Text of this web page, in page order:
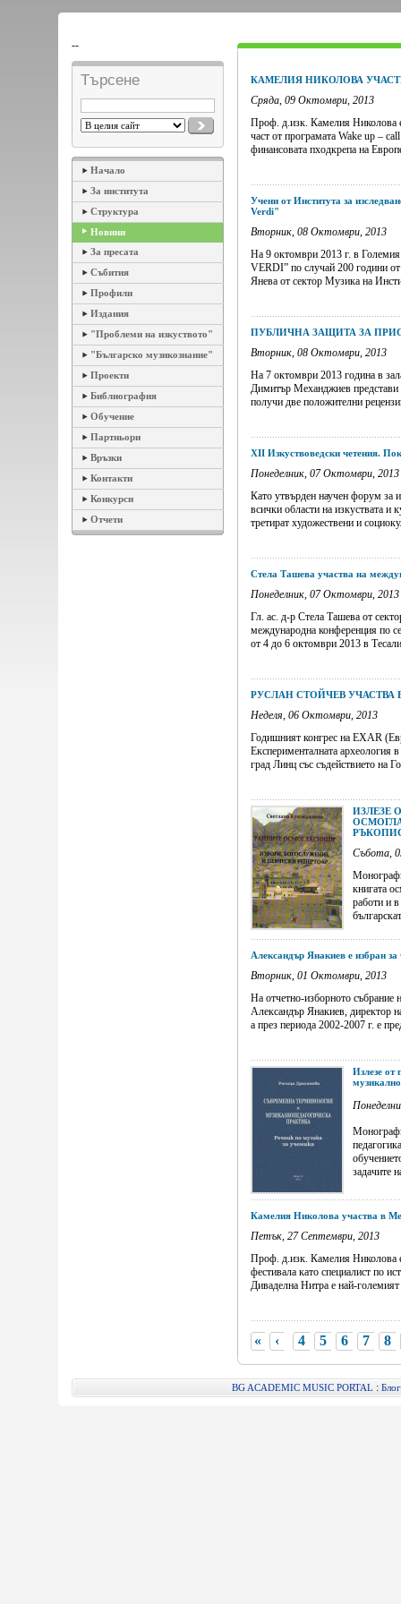
--
Търсене
Начало
За института
Структура
Новини
За пресата
Събития
Профили
Издания
"Проблеми на изкуството"
"Българско музикознание"
Проекти
Библиография
Обучение
Партньори
Връзки
Контакти
Конкурси
Отчети
КАМЕЛИЯ НИКОЛОВА
Сряда, 09 Октомври, 2013
Проф. д.изк. Камелия Николова е
част от програмата Wake up –
финансовата пходкрепа на
Учени от Института за
Verdi"
Вторник, 08 Октомври, 2013
На 9 октомври 2013 г. в
VERDI” по случай 200 години
Янева от сектор Музика на
ПУБЛИЧНА ЗАЩИТА ЗА
Вторник, 08 Октомври, 2013
На 7 октомври 2013 година в
Димитър Механджиев представи
получи две положителни
XII Изкуствоведски четения.
Понеделник, 07 Октомври, 2013
Като утвърден научен форум за
всички области на изкуствата и
третират художествени и
Стела Ташева участва на
Понеделник, 07 Октомври, 2013
Гл. ас. д-р Стела Ташева от
международна конференция по
от 4 до 6 октомври 2013 в
РУСЛАН СТОЙЧЕВ УЧАСТВА
Неделя, 06 Октомври, 2013
Годишният конгрес на EXAR
Експерименталната археология
град Линц със съдействието на
ИЗЛЕЗЕ
Събота,
книгата
работи и
Александър Янакиев е избран
Вторник, 01 Октомври, 2013
На отчетно-изборното събрание
Александър Янакиев, директор
а през периода 2002-2007 г. е
Излезе от
задачите
Камелия Николова участва в
Петък, 27 Септември, 2013
Проф. д.изк. Камелия Николова е
фестивала като специалист по
Диваделна Нитра е най-
« ‹ 4 5 6 7 8
BG ACADEMIC MUSIC PORTAL : Блог